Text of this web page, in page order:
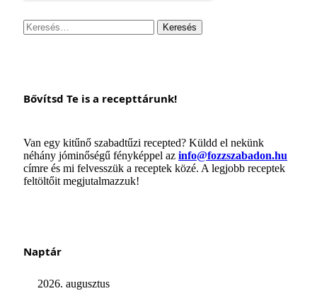
Keresés:
Bővítsd Te is a recepttárunk!
Van egy kitűnő szabadtűzi recepted? Küldd el nekünk
néhány jóminőségű fényképpel az info@fozzszabadon.hu
címre és mi felvesszük a receptek közé. A legjobb receptek
feltöltőit megjutalmazzuk!
Naptár
2026. augusztus